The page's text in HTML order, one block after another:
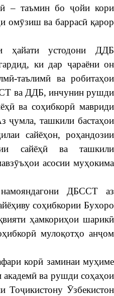
– таъмин бо ҷойи кори
омӯзиш ва баррасӣ қарор
ҳайати устодони ДДБ
ки дар ҷараёни он
таълимӣ ва робитаҳои
ва ДДБ, инчунин рушди
ва соҳибкорӣ мавриди
ҷумла, ташкили бастаҳои
сайёҳон, роҳандозии
сайёҳӣ ва ташкили
асосии муҳокима
ДБССТ аз
соҳибкории Бухоро
ҳамкориҳои шарикӣ
мулоқотҳо анҷом
корӣ заминаи муҳиме
ва рушди соҳаҳои
Тоҷикистону Ӯзбекистон